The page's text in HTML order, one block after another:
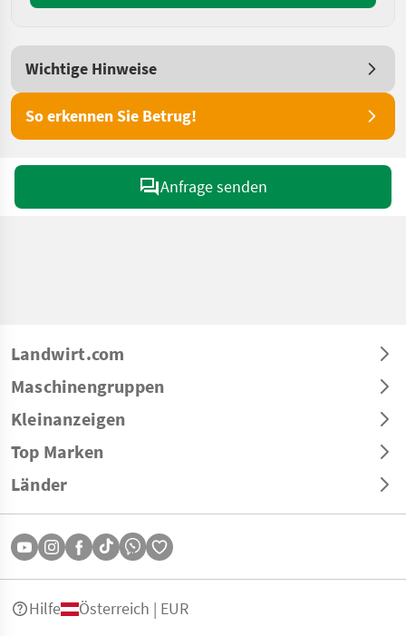
Wichtige Hinweise
So erkennen Sie Betrug!
Anfrage senden
Landwirt.com
Maschinengruppen
Kleinanzeigen
Top Marken
Länder
Hilfe Österreich | EUR